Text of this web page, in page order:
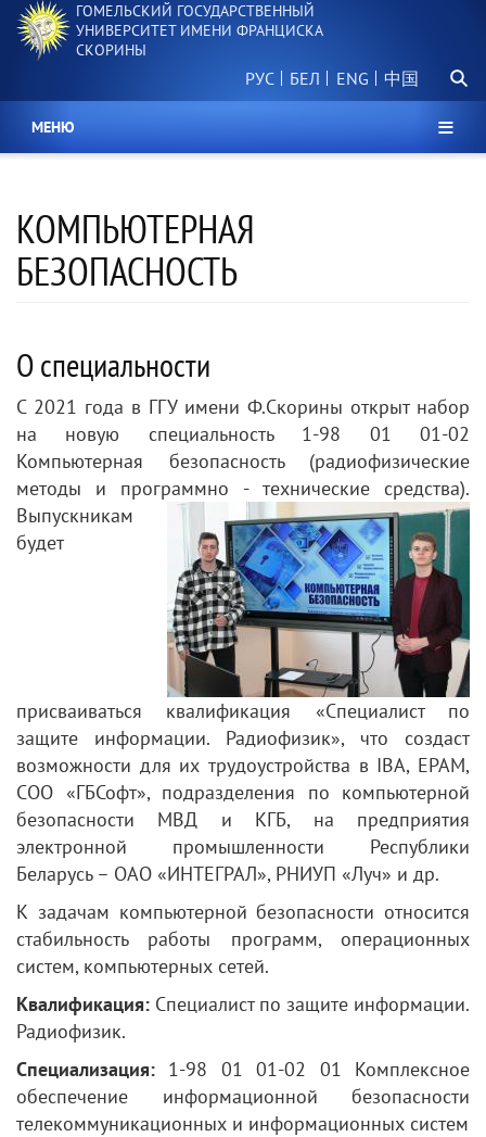
Перейти
основному
ГОМЕЛЬСКИЙ ГОСУДАРСТВЕННЫЙ
УНИВЕРСИТЕТ ИМЕНИ ФРАНЦИСКА
СКОРИНЫ
РУС БЕЛ 中国
МЕНЮ
КОМПЬЮТЕРНАЯ
БЕЗОПАСНОСТЬ
О специальности
С 2021 года в ГГУ имени Ф.Скорины открыт набор
на новую специальность 1-98 01 01-02
Компьютерная безопасность (радиофизические
методы и программно - технические средства).
Выпускникам
будет
присваиваться квалификация «Специалист по
защите информации. Радиофизик», что создаст
возможности для их трудоустройства в IBA, ЕРАМ,
СОО «ГБСофт», подразделения по компьютерной
безопасности МВД и КГБ, на предприятия
электронной промышленности Республики
Беларусь – ОАО «ИНТЕГРАЛ», РНИУП «Луч» и др.
К задачам компьютерной безопасности относится
стабильность работы программ, операционных
систем, компьютерных сетей.
Квалификация: Специалист по защите информации.
Радиофизик.
Специализация: 1-98 01 01-02 01 Комплексное
обеспечение информационной безопасности
телекоммуникационных и информационных систем